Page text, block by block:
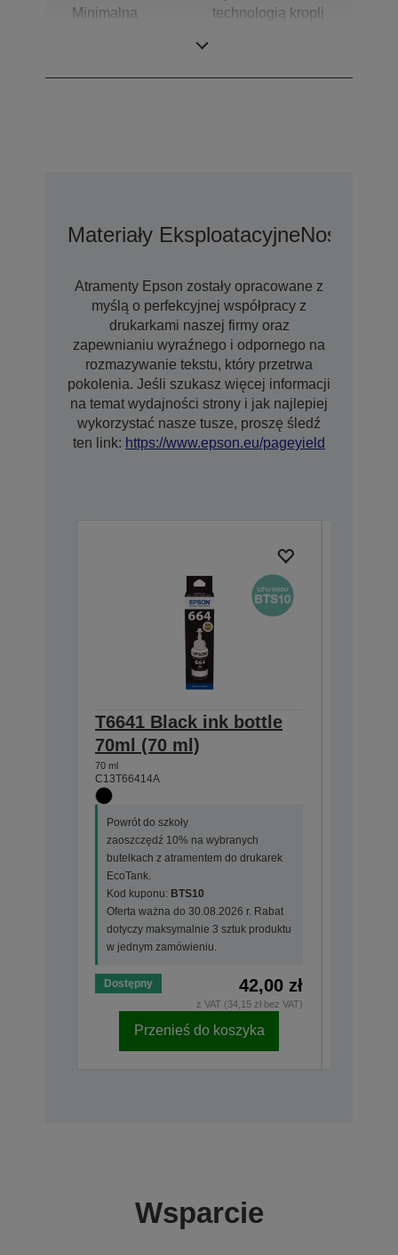
Minimalna
technologią kropli
Materiały EksploatacyjneNośniki
Atramenty Epson zostały opracowane z
myślą o perfekcyjnej współpracy z
drukarkami naszej firmy oraz
zapewnianiu wyraźnego i odpornego na
rozmazywanie tekstu, który przetrwa
pokolenia. Jeśli szukasz więcej informacji
na temat wydajności strony i jak najlepiej
wykorzystać nasze tusze, proszę śledź
ten link: https://www.epson.eu/pageyield
T6641 Black ink bottle
70ml (70 ml)
70 ml
C13T66414A
Powrót do szkoły
zaoszczędź 10% na wybranych
butelkach z atramentem do drukarek
EcoTank.
Kod kuponu: BTS10
Oferta ważna do 30.08.2026 r. Rabat
dotyczy maksymalnie 3 sztuk produktu
w jednym zamówieniu.
Dostępny 42,00 zł
z VAT (34,15 zł bez VAT)
Przenieś do koszyka
Wsparcie